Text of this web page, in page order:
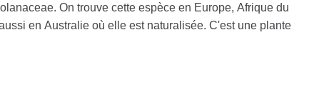
On trouve cette espèce en Europe, Afrique du
en Australie où elle est naturalisée. C'est une plante